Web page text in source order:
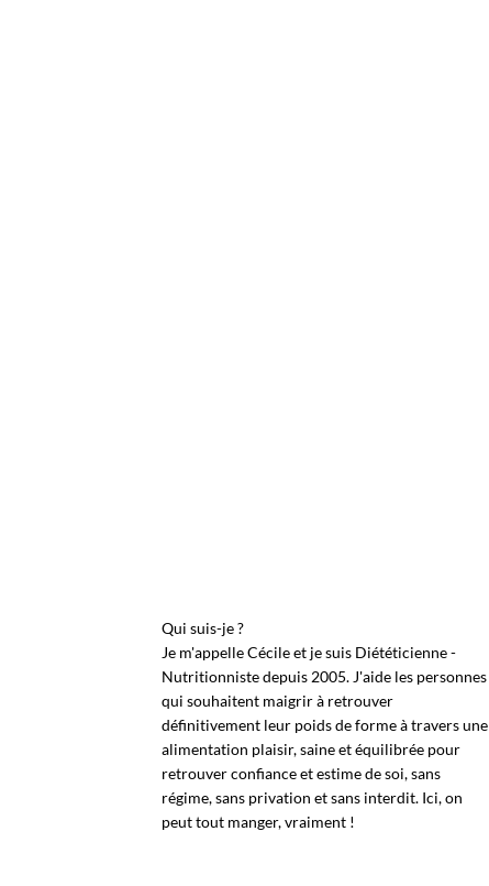
Qui suis-je ?
Je m'appelle Cécile et je suis Diététicienne -
Nutritionniste depuis 2005. J'aide les personnes
qui souhaitent maigrir à retrouver
définitivement leur poids de forme à travers une
alimentation plaisir, saine et équilibrée pour
retrouver confiance et estime de soi, sans
régime, sans privation et sans interdit. Ici, on
peut tout manger, vraiment !